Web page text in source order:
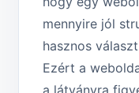
mennyire jól
hasznos
Ezért a